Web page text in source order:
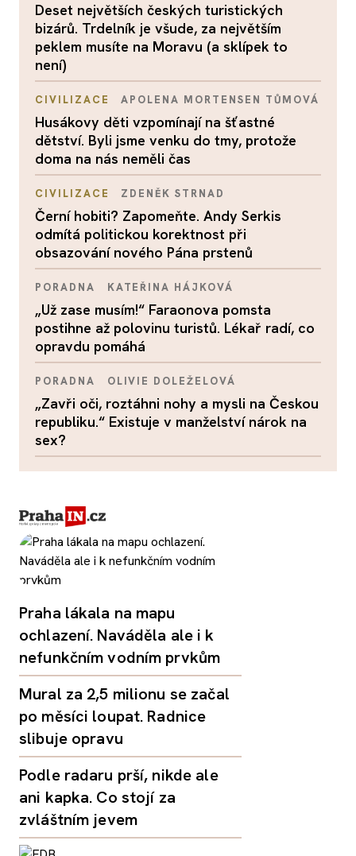
Deset největších českých turistických
bizárů. Trdelník je všude, za největším
peklem musíte na Moravu (a sklípek to
není)
CIVILIZACE APOLENA MORTENSEN TŮMOVÁ
Husákovy děti vzpomínají na šťastné
dětství. Byli jsme venku do tmy, protože
doma na nás neměli čas
CIVILIZACE ZDENĚK STRNAD
Černí hobiti? Zapomeňte. Andy Serkis
odmítá politickou korektnost při
obsazování nového Pána prstenů
PORADNA KATEŘINA HÁJKOVÁ
„Už zase musím!“ Faraonova pomsta
postihne až polovinu turistů. Lékař radí, co
opravdu pomáhá
PORADNA OLIVIE DOLEŽELOVÁ
„Zavři oči, roztáhni nohy a mysli na Českou
republiku.“ Existuje v manželství nárok na
sex?
Praha lákala na mapu
ochlazení. Naváděla ale i k
nefunkčním vodním prvkům
Mural za 2,5 milionu se začal
po měsíci loupat. Radnice
slibuje opravu
Podle radaru prší, nikde ale
ani kapka. Co stojí za
zvláštním jevem